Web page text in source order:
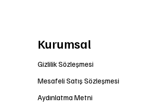
Kurumsal
Gizlilik Sözleşmesi
Mesafeli Satış Sözleşmesi
Aydınlatma Metni